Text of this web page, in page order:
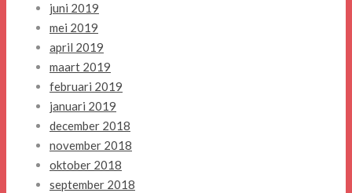
juni 2019
mei 2019
april 2019
maart 2019
februari 2019
januari 2019
december 2018
november 2018
oktober 2018
september 2018